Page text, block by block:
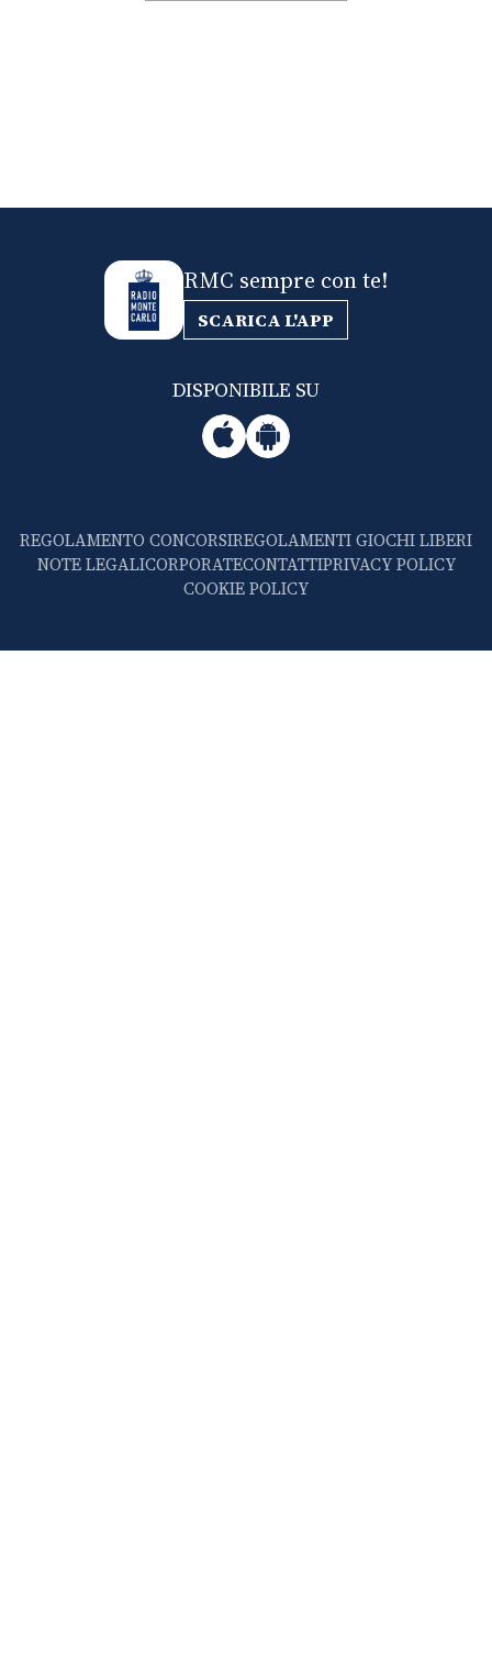
RMC sempre con te!
SCARICA L'APP
DISPONIBILE SU
REGOLAMENTO CONCORSIREGOLAMENTI GIOCHI LIBERI
NOTE LEGALICORPORATECONTATTIPRIVACY POLICY
COOKIE POLICY